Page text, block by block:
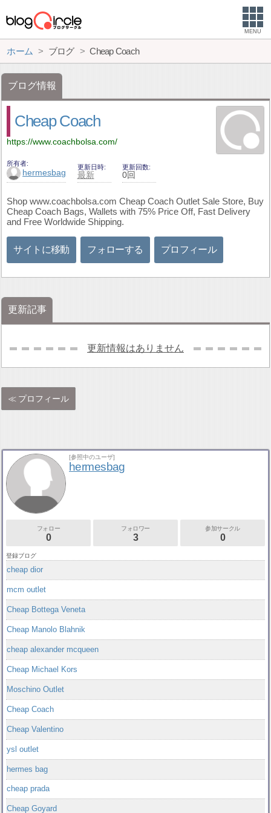
MENU
ホーム ブログ Cheap Coach
ブログ情報
Cheap Coach
https://www.coachbolsa.com/
所有者
hermesbag
更新日時
最新
更新回数
0回
Shop www.coachbolsa.com Cheap Coach Outlet Sale Store, Buy
Cheap Coach Bags, Wallets with 75% Price Off, Fast Delivery
and Free Worldwide Shipping.
サイトに移動 フォローする プロフィール
更新記事
更新情報はありません
プロフィール
[参照中のユーザ]
hermesbag
フォロー
0
フォロワー
3
参加サークル
0
登録ブログ
cheap dior
mcm outlet
Cheap Bottega Veneta
Cheap Manolo Blahnik
cheap alexander mcqueen
Cheap Michael Kors
Moschino Outlet
Cheap Coach
Cheap Valentino
ysl outlet
hermes bag
cheap prada
Cheap Goyard